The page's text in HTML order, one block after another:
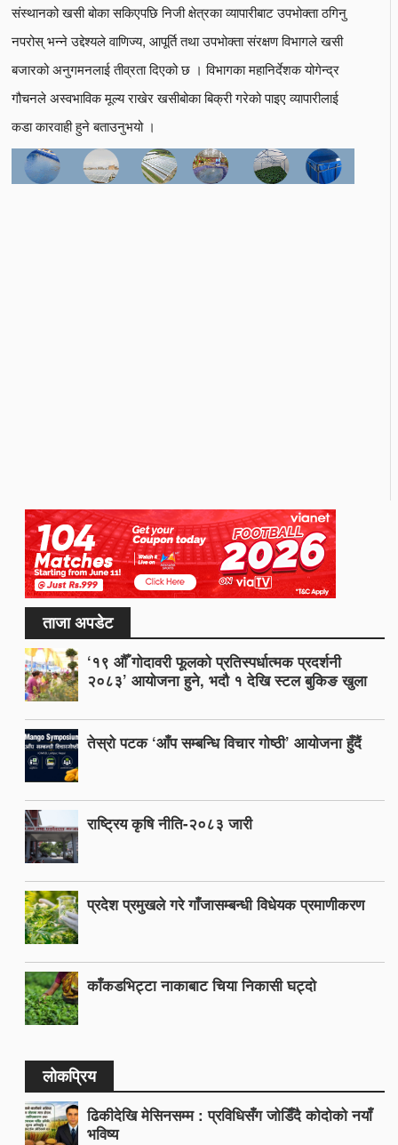
संस्थानको खसी बोका सकिएपछि निजी क्षेत्रका व्यापारीबाट उपभोक्ता ठगिनु
नपरोस् भन्ने उद्देश्यले वाणिज्य, आपूर्ति तथा उपभोक्ता संरक्षण विभागले खसी
बजारको अनुगमनलाई तीव्रता दिएको छ । विभागका महानिर्देशक योगेन्द्र
गौचनले अस्वभाविक मूल्य राखेर खसीबोका बिक्री गरेको पाइए व्यापारीलाई
कडा कारवाही हुने बताउनुभयो ।
ताजा अपडेट
‘१९ औँ गोदावरी फूलको प्रतिस्पर्धात्मक प्रदर्शनी
२०८३’ आयोजना हुने, भदौ १ देखि स्टल बुकिङ खुला
तेस्रो पटक ‘आँप सम्बन्धि विचार गोष्ठी’ आयोजना हुँदैं
राष्ट्रिय कृषि नीति-२०८३ जारी
प्रदेश प्रमुखले गरे गाँजासम्बन्धी विधेयक प्रमाणीकरण
काँकडभिट्टा नाकाबाट चिया निकासी घट्दो
लोकप्रिय
ढिकीदेखि मेसिनसम्म : प्रविधिसँग जोडिँदै कोदोको नयाँ
भविष्य